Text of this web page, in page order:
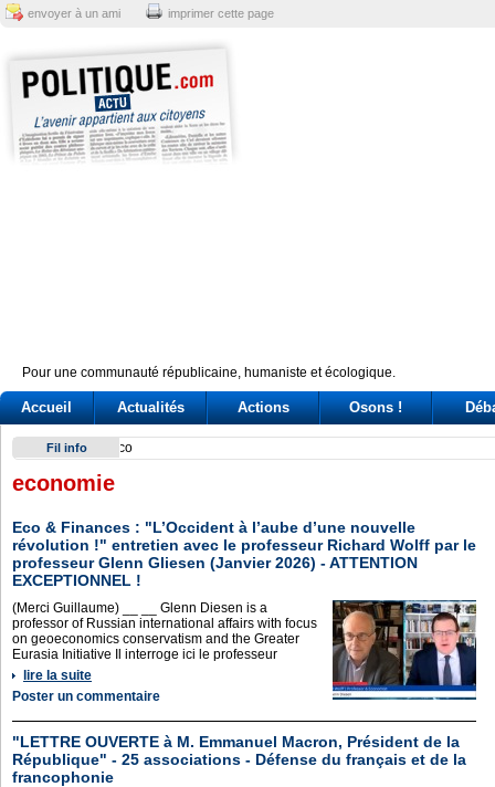
envoyer à un ami imprimer cette page
Pour une communauté républicaine, humaniste et écologique.
Accueil Actualités Actions Osons !
Fil info Legado de Fidel Castro se agiganta, afirman en Uruguay
economie
Eco & Finances : "L’Occident à l’aube d’une nouvelle
révolution !" entretien avec le professeur Richard Wolff par le
professeur Glenn Gliesen (Janvier 2026) - ATTENTION
EXCEPTIONNEL !
(Merci Guillaume) __ __ Glenn Diesen is a
professor of Russian international affairs with focus
on geoeconomics conservatism and the Greater
Eurasia Initiative Il interroge ici le professeur
lire la suite
Poster un commentaire
"LETTRE OUVERTE à M. Emmanuel Macron, Président de la
République" - 25 associations - Défense du français et de la
francophonie